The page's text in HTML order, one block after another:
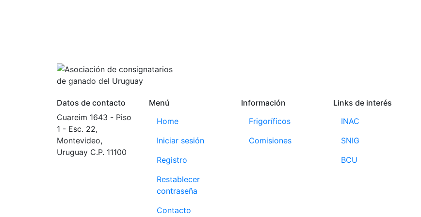
Datos de contacto
Cuareim 1643 - Piso
1 - Esc. 22,
Montevideo,
Uruguay C.P. 11100
Menú
Home
Iniciar sesión
Registro
Restablecer
contraseña
Contacto
Información
Frigoríficos
Comisiones
Links de interés
INAC
SNIG
BCU